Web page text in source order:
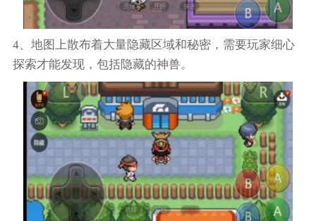
4、地图上散布着大量隐藏区域和秘密，需要玩家细心
探索才能发现，包括隐藏的神兽。